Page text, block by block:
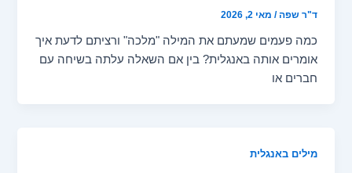
ד"ר שפה/ מאי 2, 2026
כמה פעמים שמעתם את המילה "מלכה" ורציתם לדעת איך
אומרים אותה באנגלית? בין אם השאלה עלתה בשיחה עם
חברים או
מילים באנגלית